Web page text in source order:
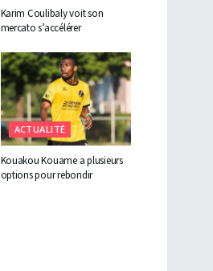
Karim Coulibaly voit son
mercato s’accélérer
ACTUALITÉ
Kouakou Kouame a plusieurs
options pour rebondir